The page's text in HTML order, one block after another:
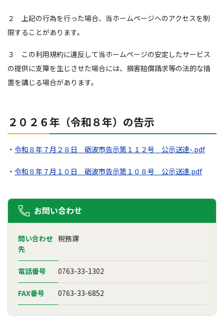
２ 上記の行為を行った場合、当ホームページへのアクセスを制
限することがあります。
３ この利用規約に違反して当ホームページの安定したサービス
の提供に支障を生じさせた場合には、損害賠償請求等の法的な措
置を講じる場合があります。
２０２６年（令和８年）の告示
・ 令和８年７月２８日 砺波市告示第１１２号 公示送達-.pdf
・ 令和８年７月１０日 砺波市告示第１０８号 公示送達.pdf
お問い合わせ
問い合わせ
先
税務課
電話番号 0763-33-1302
FAX番号 0763-33-6852